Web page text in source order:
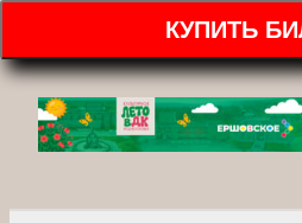
КУПИТЬ